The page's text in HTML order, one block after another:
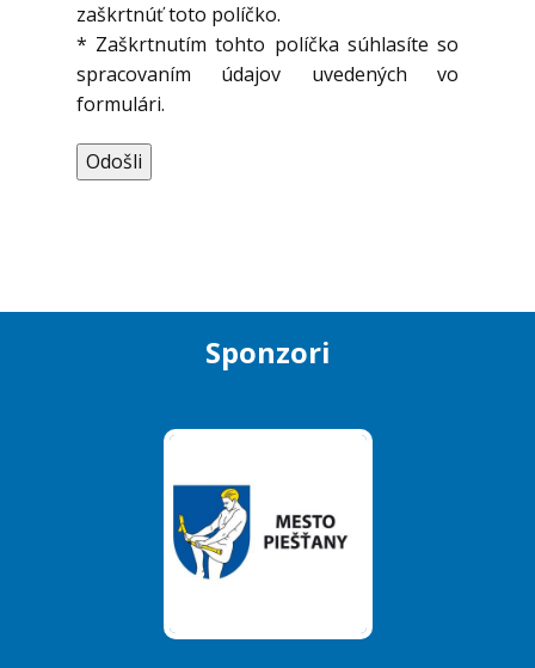
zaškrtnúť toto políčko.
* Zaškrtnutím tohto políčka súhlasíte so
spracovaním údajov uvedených vo
formulári.
Sponzori